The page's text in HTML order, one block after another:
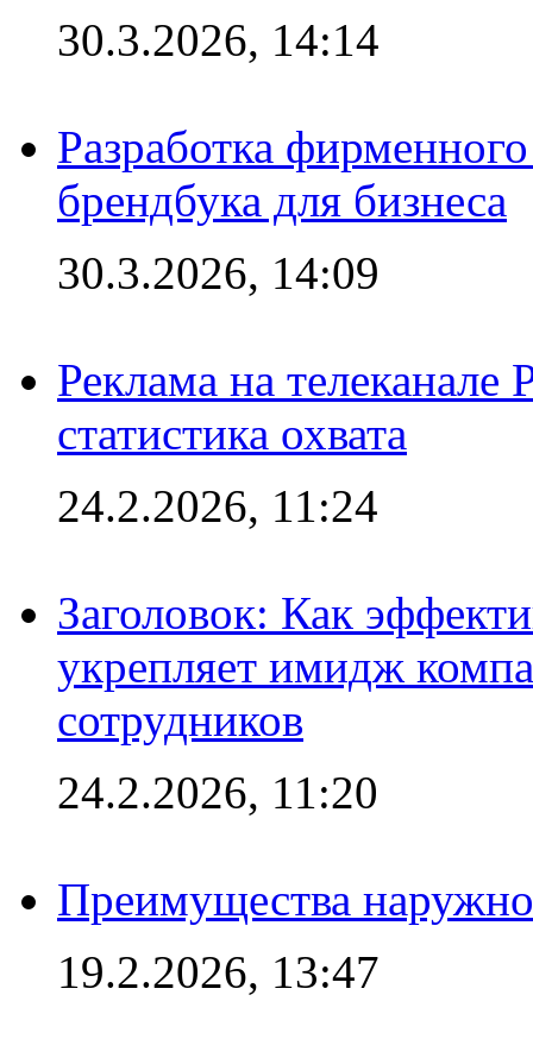
30.3.2026, 14:14
Разработка
брендбука для бизнеса
30.3.2026, 14:09
Реклама на
статистика охвата
24.2.2026, 11:24
Заголовок: Как
укрепляет имидж
сотрудников
24.2.2026, 11:20
Преимущества
19.2.2026, 13:47